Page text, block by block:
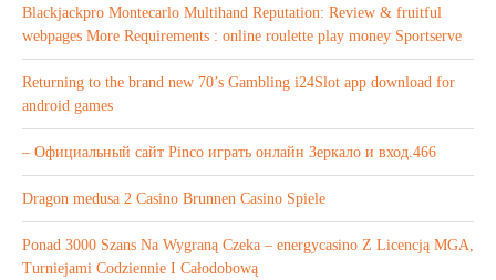
Blackjackpro Montecarlo Multihand Reputation: Review & fruitful
webpages More Requirements : online roulette play money Sportserve
Returning to the brand new 70’s Gambling i24Slot app download for
android games
– Официальный сайт Pinco играть онлайн Зеркало и вход.466
Dragon medusa 2 Casino Brunnen Casino Spiele
Ponad 3000 Szans Na Wygraną Czeka – energycasino Z Licencją MGA,
Turniejami Codziennie I Całodobową